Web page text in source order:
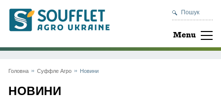
Пошук
Menu
Головна Суффле Агро Новини
НОВИНИ